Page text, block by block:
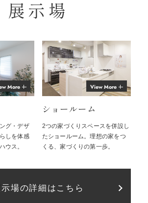
展示場
More
グ・デザ
しを体感
ウス。
View More
ショールーム
2つの家づくりスペースを併設し
たショールーム。理想の家をつ
くる、家づくりの第一歩。
示場の詳細はこちら